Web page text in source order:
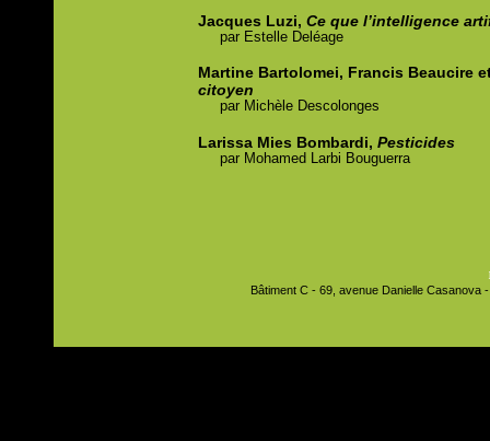
Jacques Luzi,Ce que l’intelligence
par Estelle Deléage
Martine Bartolomei, Francis Beaucire
citoyen
par Michèle Descolonges
Larissa Mies Bombardi,Pesticides
par Mohamed Larbi Bouguerra
Bâtiment C - 69, avenue Danielle